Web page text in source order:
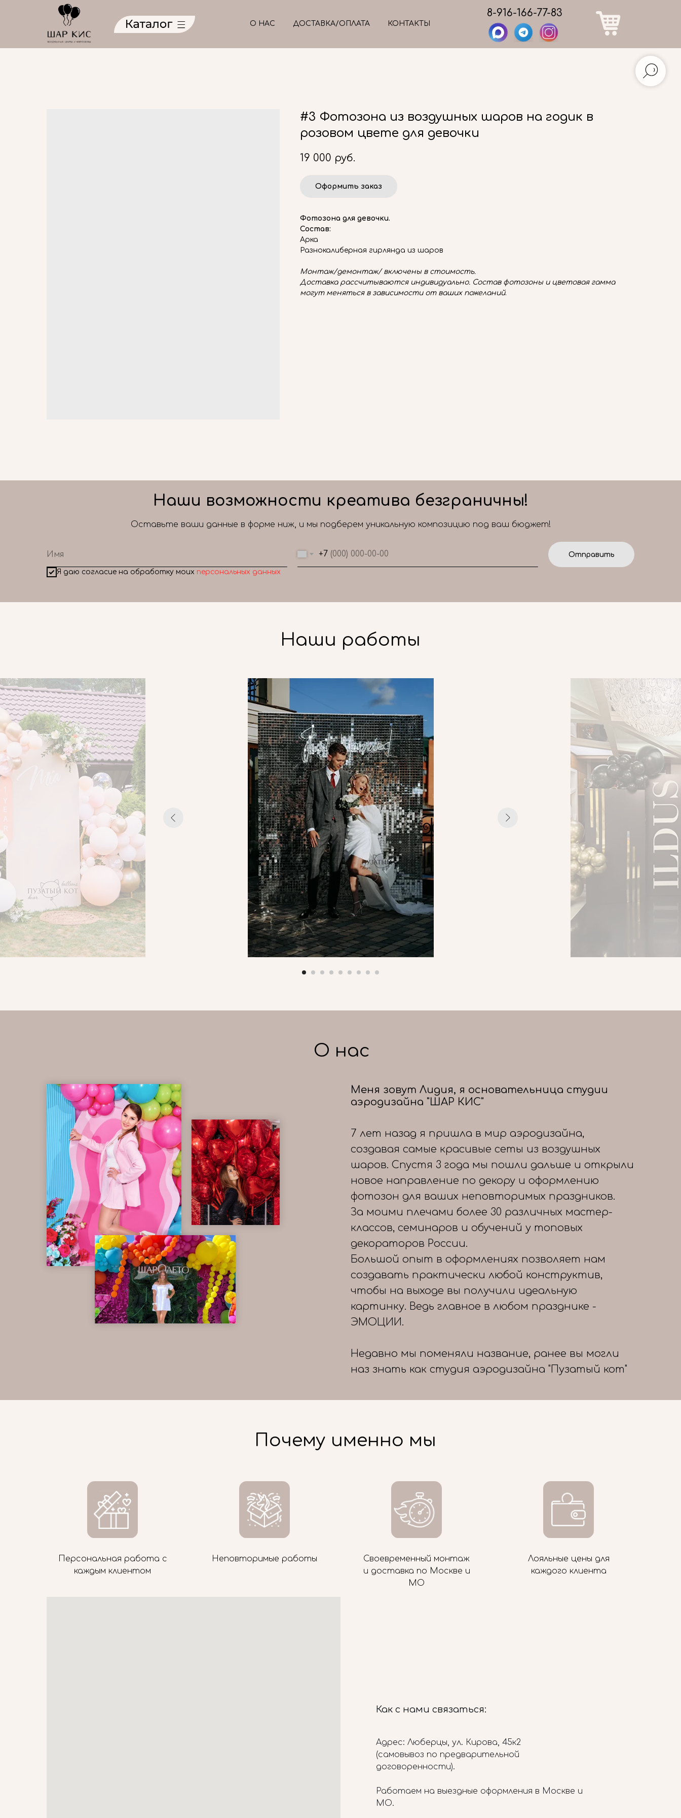
8-916-166-77-83
О НАС ДОСТАВКА/ОПЛАТА КОНТАКТЫ
#3 Фотозона из воздушных шаров на годик в
розовом цвете для девочки
19 000 руб.
Оформить заказ
Фотозона для девочки.
Состав:
Арка
Разнокалиберная гирлянда из шаров
Монтаж/демонтаж/ включены в стоимость.
Доставка рассчитываются индивидуально. Состав фотозоны и цветовая гамма
могут меняться в зависимости от ваших пожеланий.
+7
Я даю согласие на обработку моих персональных данных
Отправить
Наши возможности креатива безграничны!
Оставьте ваши данные в форме ниж, и мы подберем уникальную композицию под ваш бюджет!
Наши работы
О нас
Меня зовут Лидия, я основательница студии
аэродизайна "ШАР КИС"
7 лет назад я пришла в мир аэродизайна,
создавая самые красивые сеты из воздушных
шаров. Спустя 3 года мы пошли дальше и открыли
новое направление по декору и оформлению
фотозон для ваших неповторимых праздников.
За моими плечами более 30 различных мастер-
классов, семинаров и обучений у топовых
декораторов России.
Большой опыт в оформлениях позволяет нам
создавать практически любой конструктив,
чтобы на выходе вы получили идеальную
картинку. Ведь главное в любом празднике -
ЭМОЦИИ.
Недавно мы поменяли название, ранее вы могли
наз знать как студия аэродизайна "Пузатый кот"
Почему именно мы
Персональная работа с
каждым клиентом
Неповторимые работы
Своевременный монтаж
и доставка по Москве и
МО
Лояльные цены для
каждого клиента
Как с нами связаться:
Адрес: Люберцы, ул. Кирова, 45к2
(самовывоз по предварительной
договоренности).
Работаем на выездные оформления в Москве и
МО.